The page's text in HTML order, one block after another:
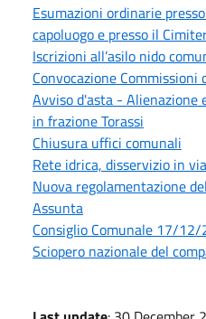
Esumazioni ordinarie
capoluogo e presso il
Iscrizioni all’asilo nido
Convocazione Commissioni
Avviso d'asta - Alienazione
in frazione Torassi
Chiusura uffici comunali
Rete idrica, disservizio in
Nuova regolamentazione
Assunta
Consiglio Comunale 17/
Sciopero nazionale del